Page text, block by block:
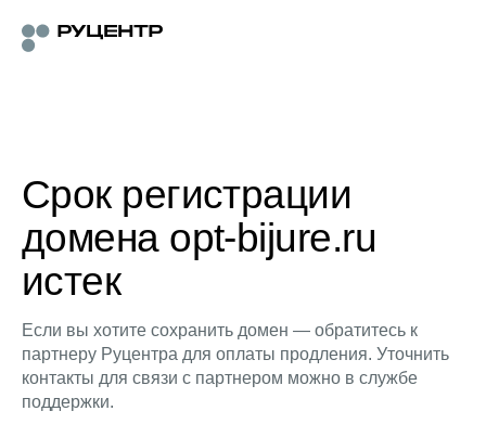
Срок регистрации
домена opt-bijure.ru
истек
Если вы хотите сохранить домен — обратитесь к
партнеру Руцентра для оплаты продления. Уточнить
контакты для связи с партнером можно в службе
поддержки.